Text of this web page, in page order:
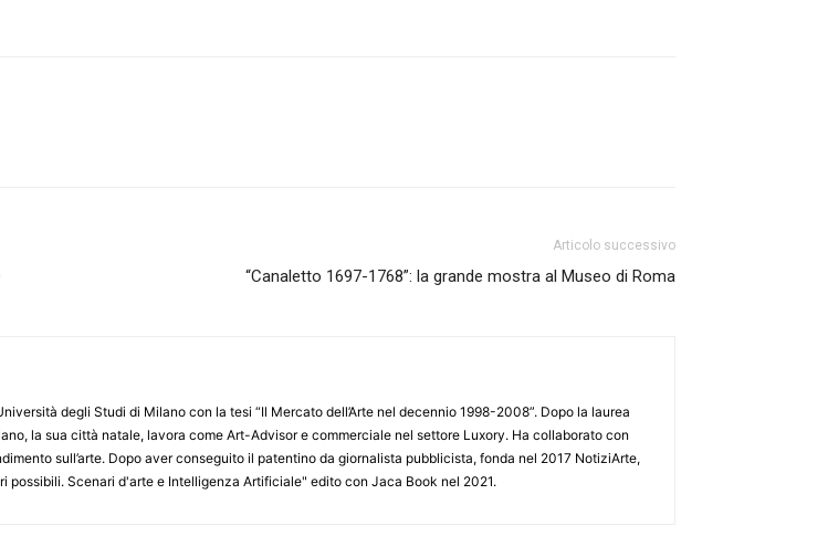
Articolo successivo
“Canaletto 1697-1768”: la grande mostra al Museo di Roma
degli Studi di Milano con la tesi “Il Mercato dell’Arte nel decennio 1998-2008”. Dopo la laurea
la sua città natale, lavora come Art-Advisor e commerciale nel settore Luxory. Ha collaborato con
sull’arte. Dopo aver conseguito il patentino da giornalista pubblicista, fonda nel 2017 NotiziArte,
possibili. Scenari d'arte e Intelligenza Artificiale" edito con Jaca Book nel 2021.